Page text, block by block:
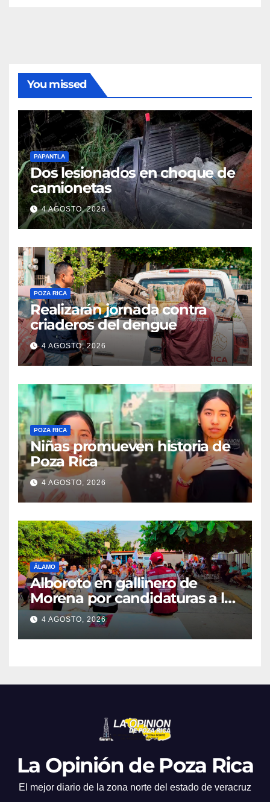
You missed
PAPANTLA
Dos lesionados en choque de
camionetas
4 AGOSTO, 2026
POZA RICA
Realizarán jornada contra
criaderos del dengue
4 AGOSTO, 2026
POZA RICA
Niñas promueven historia de
Poza Rica
4 AGOSTO, 2026
ÁLAMO
Alboroto en gallinero de
Morena por candidaturas a la
diputación
4 AGOSTO, 2026
La Opinión de Poza Rica
El mejor diario de la zona norte del estado de veracruz